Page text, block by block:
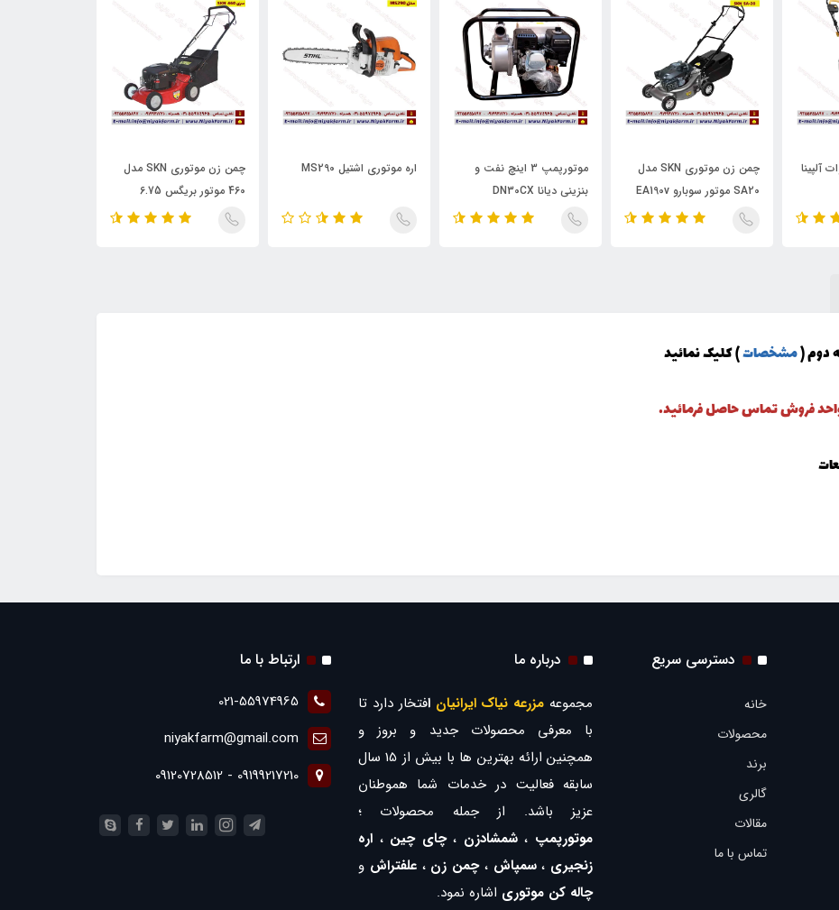
برقی 1000 وات آلپینا
چمن زن موتوری SKN مدل
SA20 موتور سوبارو EA190v
موتورپمپ 3 اینچ نفت و
بنزینی دیانا DN30CX
اره موتوری اشتیل MS290
چمن زن موتوری SKN مدل
460 موتور بریگس 6.75
دوم (مشخصات) کلیک نمائید
فروش تماس حاصل فرمائید.
دسترسی سریع
خانه
محصولات
برند
گالری
مقالات
تماس با ما
درباره ما
مجموعه مزرعه نیاک ایرانیانافتخار دارد تا
با معرفی محصولات جدید و بروز و
همچنین ارائه بهترین ها با بیش از 15 سال
سابقه فعالیت در خدمات شما هموطنان
عزیز باشد. از جمله محصولات ؛
موتورپمپ ،شمشادزن ،چای چین ، اره
زنجیری ،سمپاش ،چمن زن ،علفتراش و
چاله کن موتوری اشاره نمود.
ارتباط با ما
021-55974965
niyakfarm@gmail.com
09199217210 - 09120728512